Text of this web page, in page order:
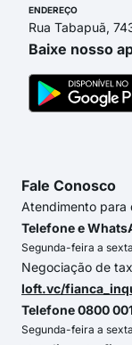
ENDEREÇO
Rua Tabapuã,
Baixe nosso
Fale Conosco
Atendimento para
Telefone e
Segunda-feira a
Negociação de
loft.vc/
Telefone 0800
Segunda-feira a